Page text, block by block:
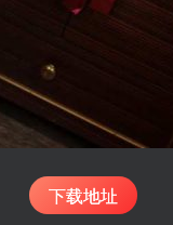
下载地址